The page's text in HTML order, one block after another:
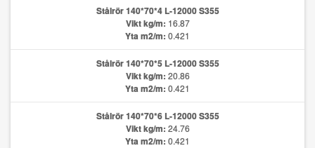
Stålrör 140*70*4 L-12000 S355
Vikt kg/m: 16.87
Yta m2/m: 0.421
Stålrör 140*70*5 L-12000 S355
Vikt kg/m: 20.86
Yta m2/m: 0.421
Stålrör 140*70*6 L-12000 S355
Vikt kg/m: 24.76
Yta m2/m: 0.421